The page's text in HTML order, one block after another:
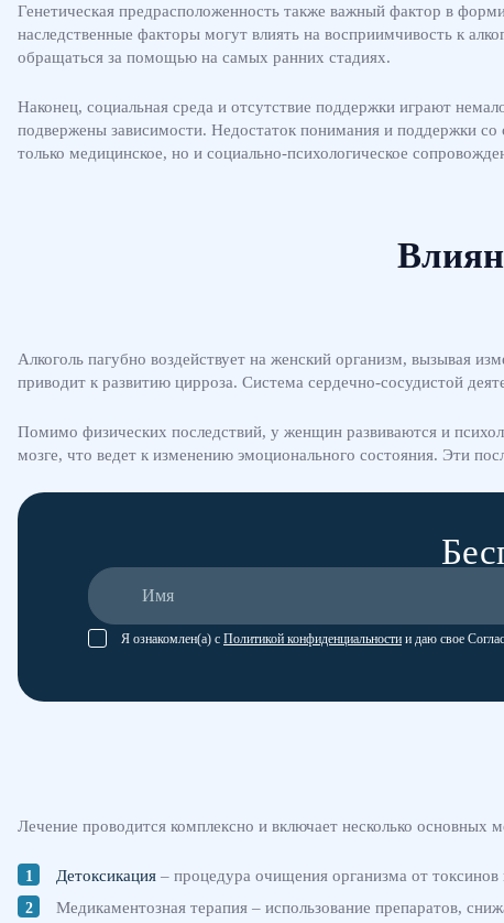
Генетическая предрасположенность также важный фактор в
наследственные факторы могут влиять на восприимчивость к
обращаться за помощью на самых ранних стадиях.
Наконец, социальная среда и отсутствие поддержки играют
подвержены зависимости. Недостаток понимания и поддержки
только медицинское, но и социально-психологическое
Алкоголь пагубно воздействует на женский организм, вызывая
приводит к развитию цирроза. Система сердечно-сосудистой
Помимо физических последствий, у женщин развиваются и
мозге, что ведет к изменению эмоционального состояния. Эти
Я ознакомлен(а) с Политикой конфиденциальности и даю свое
Лечение проводится комплексно и включает несколько основных
Детоксикация – процедура очищения организма от токсинов
Медикаментозная терапия – использование препаратов,